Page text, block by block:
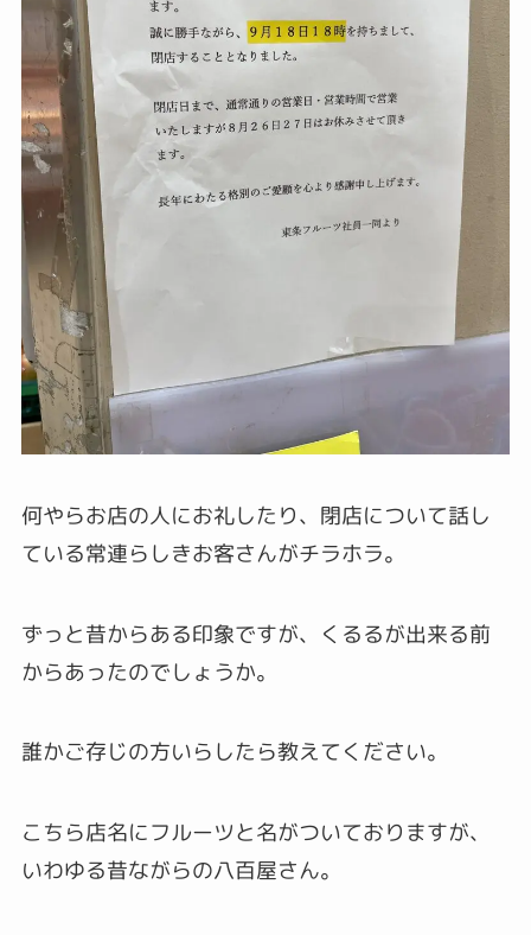
何やらお店の人にお礼したり、閉店について話し
ている常連らしきお客さんがチラホラ。
ずっと昔からある印象ですが、くるるが出来る前
からあったのでしょうか。
誰かご存じの方いらしたら教えてください。
こちら店名にフルーツと名がついておりますが、
いわゆる昔ながらの八百屋さん。